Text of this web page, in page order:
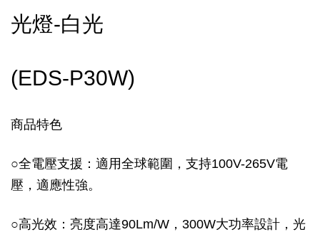
光燈-白光
(EDS-P30W)
商品特色
○全電壓支援：適用全球範圍，支持100V-265V電
壓，適應性強。
○高光效：亮度高達90Lm/W，300W大功率設計，光